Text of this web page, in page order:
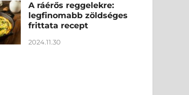
A ráérős reggelekre:
legfinomabb zöldséges
frittata recept
2024.11.30